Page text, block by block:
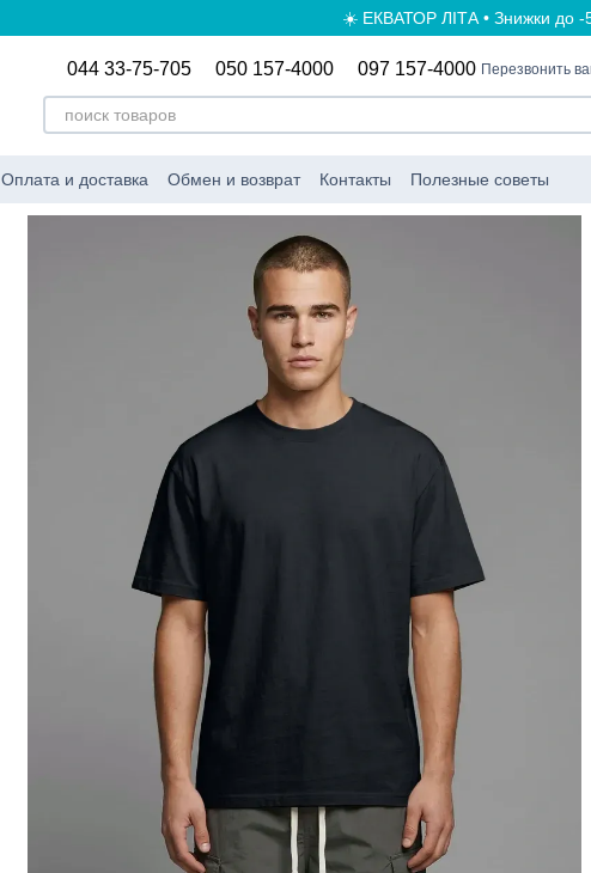
☀️ ЕКВАТОР ЛІТА • Знижки до -
044 33-75-705 050 157-4000 097 157-4000 Перезвонить
Оплата и доставка Обмен и возврат Контакты Полезные советы